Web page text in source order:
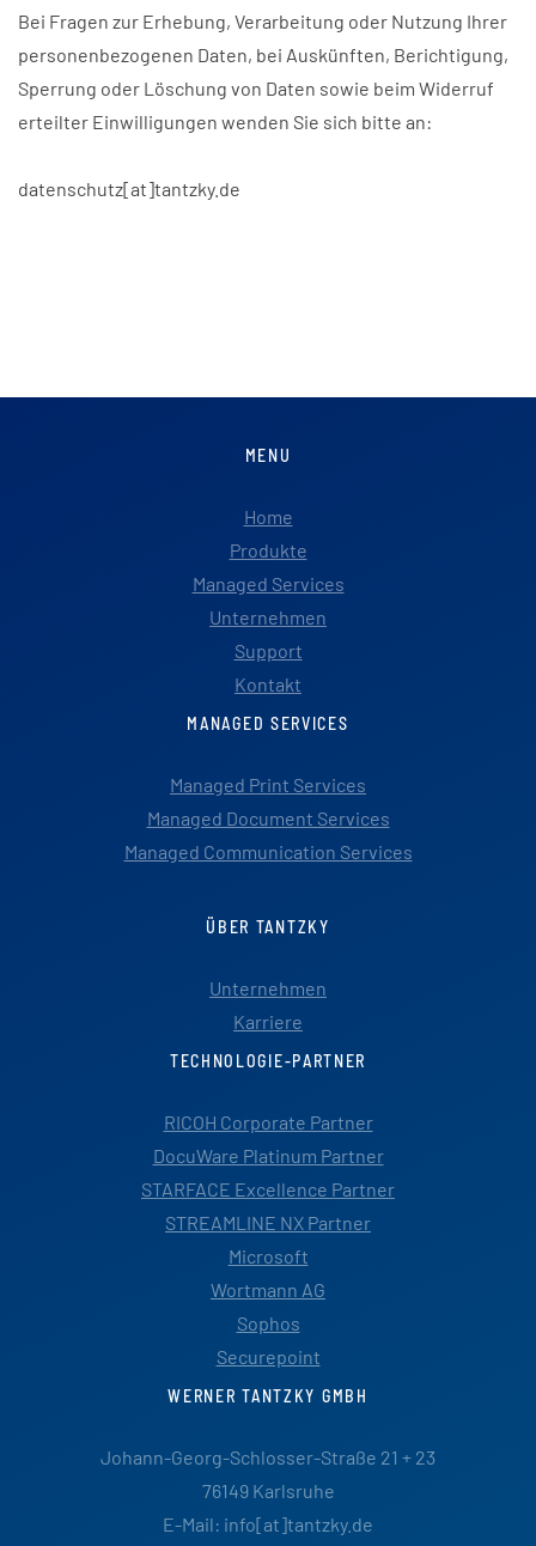
Bei Fragen zur Erhebung, Verarbeitung oder Nutzung Ihrer
personenbezogenen Daten, bei Auskünften, Berichtigung,
Sperrung oder Löschung von Daten sowie beim Widerruf
erteilter Einwilligungen wenden Sie sich bitte an:
datenschutz[at]tantzky.de
MENU
Home
Produkte
Managed Services
Unternehmen
Support
Kontakt
MANAGED SERVICES
Managed Print Services
Managed Document Services
Managed Communication Services
ÜBER TANTZKY
Unternehmen
Karriere
TECHNOLOGIE-PARTNER
RICOH Corporate Partner
DocuWare Platinum Partner
STARFACE Excellence Partner
STREAMLINE NX Partner
Microsoft
Wortmann AG
Sophos
Securepoint
WERNER TANTZKY GMBH
Johann-Georg-Schlosser-Straße 21 + 23
76149 Karlsruhe
E-Mail: info[at]tantzky.de